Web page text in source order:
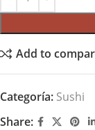
Add to
Categoría: Sushi
Share: